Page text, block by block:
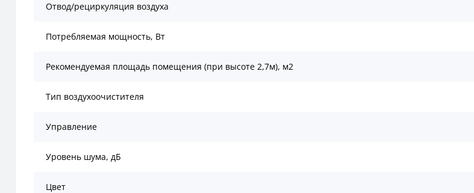
Отвод/рециркуляция воздуха
Потребляемая мощность, Вт
Рекомендуемая площадь помещения (при высоте 2,7м), м2
Тип воздухоочистителя
Управление
Уровень шума, дБ
Цвет